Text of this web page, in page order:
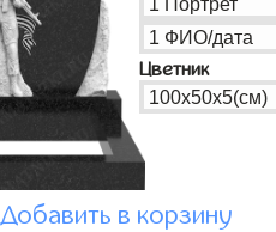
Цветник
Добавить в корзину